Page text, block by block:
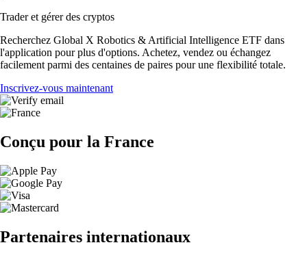
Trader et gérer des cryptos
Recherchez Global X Robotics & Artificial Intelligence ETF dans
l'application pour plus d'options. Achetez, vendez ou échangez
facilement parmi des centaines de paires pour une flexibilité totale.
Inscrivez-vous maintenant
Conçu pour la France
Partenaires internationaux